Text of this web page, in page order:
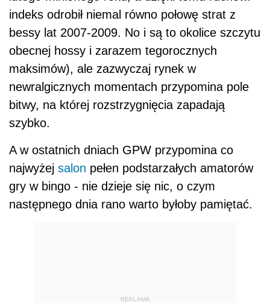
indeks odrobił niemal równo połowę strat z
bessy lat 2007-2009. No i są to okolice szczytu
obecnej hossy i zarazem tegorocznych
maksimów), ale zazwyczaj rynek w
newralgicznych momentach przypomina pole
bitwy, na której rozstrzygnięcia zapadają
szybko.
A w ostatnich dniach GPW przypomina co
najwyżej salon pełen podstarzałych amatorów
gry w bingo - nie dzieje się nic, o czym
następnego dnia rano warto byłoby pamiętać.
REKLAMA